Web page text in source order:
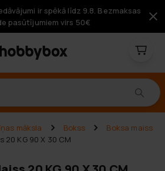
ir spēkā līdz 9.8. Bezmaksas
pasūtījumiem virs 50€
māksla Bokss
Boksa maiss
20 KG 90 X 30 CM